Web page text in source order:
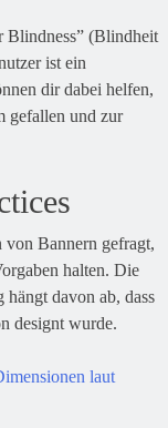
Blindness” (Blindheit
ist ein
dir dabei helfen,
gefallen und zur
Bannern gefragt,
halten. Die
davon ab, dass
designt wurde.
laut